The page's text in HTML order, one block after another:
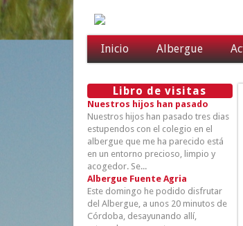
Inicio Albergue
Libro de visitas
Nuestros hijos han pasado
Nuestros hijos han pasado tres dias
estupendos con el colegio en el
albergue que me ha parecido está
en un entorno precioso, limpio y
acogedor. Se...
Albergue Fuente Agria
Este domingo he podido disfrutar
del Albergue, a unos 20 minutos de
Córdoba, desayunando allí,